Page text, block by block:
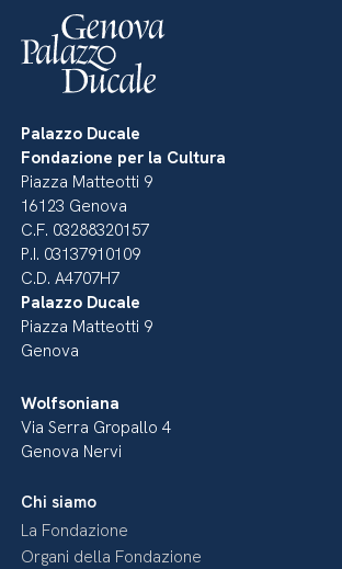
Palazzo Ducale
Fondazione per la Cultura
Piazza Matteotti 9
16123 Genova
C.F. 03288320157
P.I. 03137910109
C.D. A4707H7
Palazzo Ducale
Piazza Matteotti 9
Genova
Wolfsoniana
Via Serra Gropallo 4
Genova Nervi
Chi siamo
La Fondazione
Organi della Fondazione